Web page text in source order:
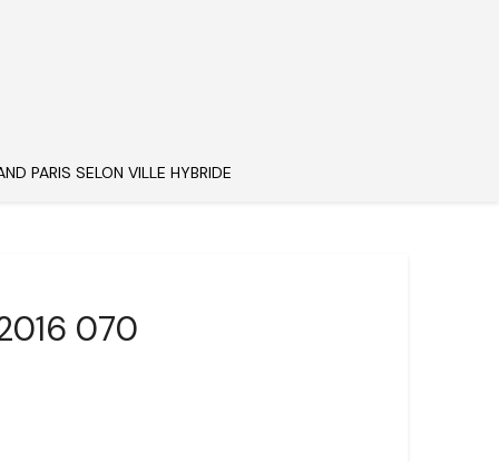
PARIS SELON VILLE HYBRIDE
070